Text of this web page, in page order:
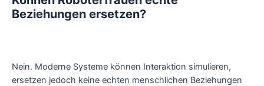
Beziehungen ersetzen?
Nein. Moderne Systeme können Interaktion simulieren,
ersetzen jedoch keine echten menschlichen Beziehungen